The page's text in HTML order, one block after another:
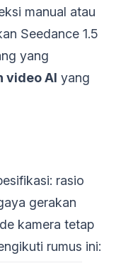
manual atau
Seedance 1.5
yang
video AI yang
rasio
gerakan
kamera tetap
rumus ini: